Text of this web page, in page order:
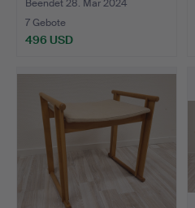
Namensnennun…
Beendet 28. Mär 2024
7 Gebote
496 USD